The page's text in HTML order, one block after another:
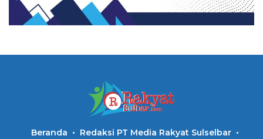
Beranda
Redaksi PT Media Rakyat Sulselbar